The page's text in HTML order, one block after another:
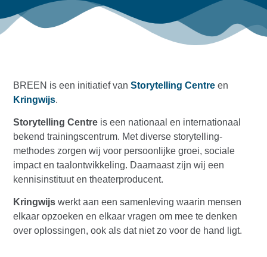
BREEN is een initiatief vanStorytelling Centre en
Kringwijs.
Storytelling Centre is een nationaal en internationaal
bekend trainingscentrum. Met diverse storytelling-
methodes zorgen wij voor persoonlijke groei, sociale
impact en taalontwikkeling. Daarnaast zijn wij een
kennisinstituut en theaterproducent.
Kringwijs werkt aan een samenleving waarin mensen
elkaar opzoeken en elkaar vragen om mee te denken
over oplossingen, ook als dat niet zo voor de hand ligt.